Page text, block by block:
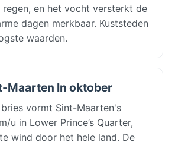
regen, en het vocht versterkt de
dagen merkbaar. Kuststeden
waarden.
Maarten In oktober
vormt Sint-Maarten's
u in Lower Prince’s Quarter,
wind door het hele land. De